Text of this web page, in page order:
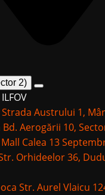
2)
Strada Austrului 1,
Bd. Aerogării 10,
Calea 13
Orhideelor 36,
Str. Aurel Vlaicu